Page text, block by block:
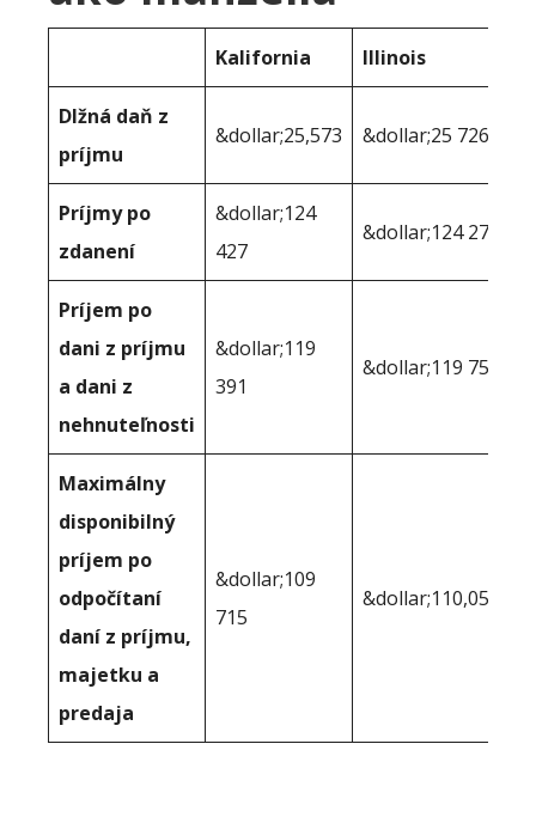
Kalifornia Illinois
Dlžná daň z
príjmu
&dollar;25,573 &dollar;25 726
Príjmy po
zdanení
&dollar;124
427
&dollar;124 274
Príjem po
dani z príjmu
a dani z
nehnuteľnosti
&dollar;119
391
&dollar;119 751
Maximálny
disponibilný
príjem po
odpočítaní
daní z príjmu,
majetku a
predaja
&dollar;109
715
&dollar;110,055